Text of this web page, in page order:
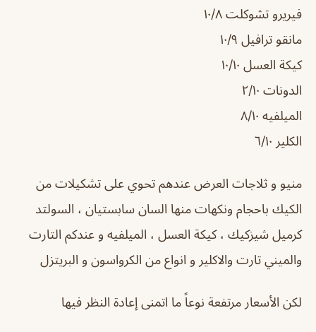
فيريرو تشوكلت ١٠/٨
مانقو ترافيل ١٠/٩
كيكة العسل ١٠/١٠
الدونات ٢/١٠
الميلفيه ٨/١٠
الكلير ٦/١٠
منيو و ثلاجات العرض عندهم تحوي على تشكيلات من
الكيك باحجام ونكهات منها السان سابستيان ، السولتد
كرميل شيزكيك ، كيكة العسل ، الميلفيه و عندكم التارت
والميني تارت والاكلير و انواع من الكرواسون و البريتزل
لكن الأسعار مرتفعة نوعاً ما اتمنى إعادة النظر فيها